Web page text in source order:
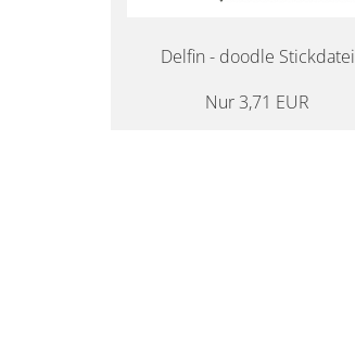
Delfin - doodle Stickdatei
Nur 3,71 EUR